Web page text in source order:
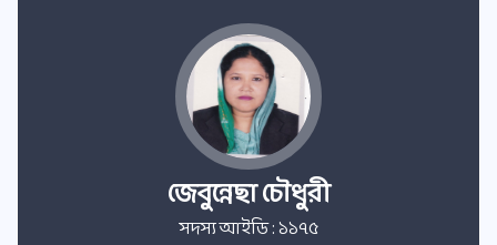
জেবুন্নেছা চৌধুরী
সদস্য আইডি : ১১৭৫